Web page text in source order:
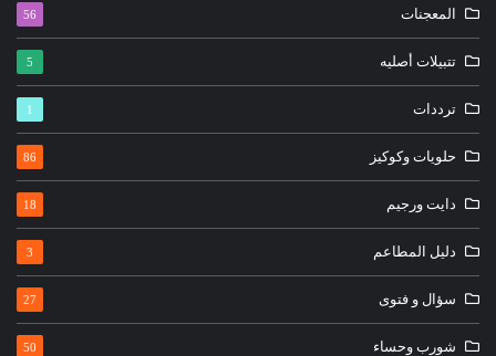
المعجنات 56
تتبيلات أصليه 5
ترددات 1
حلويات وكوكيز 86
دايت ورجيم 18
دليل المطاعم 3
سؤال و فتوى 27
شورب وحساء 50